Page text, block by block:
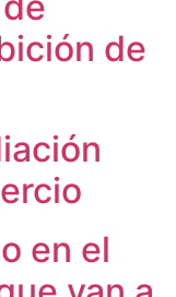
de
en el